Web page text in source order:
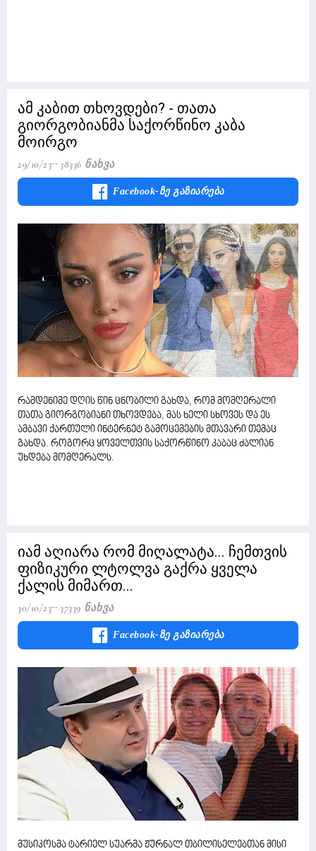
ამ კაბით თხოვდები? - თათა
გიორგობიანმა საქორწინო კაბა
მოირგო
29/10/23 38336 Ნახვა
Facebook-Ზე Გაზიარება
რამდენიმე დღის წინ ცნობილი გახდა, რომ მომღერალი
თათა გიორგობიანი თხოვდება, მას ხელი სხოვეს და ეს
ამბავი ქართული ინტერნეტ გამოცემების მთავარი თემაც
გახდა. როგორც ყოველთვის საქორწინო კაბაც ძალიან
უხდება მომღერალს.
იამ აღიარა რომ მიღალატა... ჩემთვის
ფიზიკური ლტოლვა გაქრა ყველა
ქალის მიმართ...
30/10/23 37339 Ნახვა
Facebook-Ზე Გაზიარება
მუსიკოსმა ტარიელ სუარმა ჟურნალ თბილისელებთან მისი